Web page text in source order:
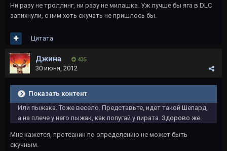
Ни разу не троллинг, ни разу не милашка. Уж лучше бы яга в DLC
запихнули, с ним хоть скучать не пришлось бы.
Цитата
Джина 435
30 июня, 2012
Показать контент
Или пыжака. Тоже весело. Представьте, идет такой Шепард,
а на плече у него пыжак, как попугай у пирата. Здорово же.
Мне кажется, протеанин по определению не может быть
скучным.